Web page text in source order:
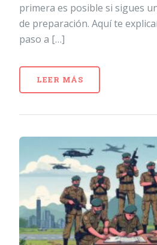
primera es posible si sigues
de preparación. Aquí te
paso a […]
LEER MÁS